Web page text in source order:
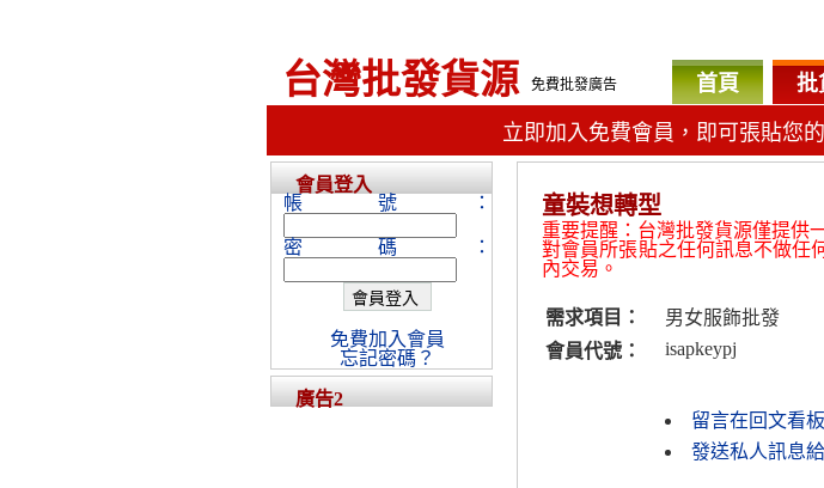
台灣批發貨源 免費批發廣告 首頁 批
立即加入免費會員，即可張貼您
童裝想轉型
重要提醒：台灣批發貨源僅提供
對會員所張貼之任何訊息不做任
內交易。
需求項目：
男女服飾批發
會員代號：
isapkeypj
留言在回文看板
發送私人訊息
會員登入
帳號：
密碼：
免費加入會員
忘記密碼？
廣告2